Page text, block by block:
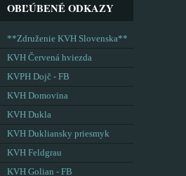
OBĽÚBENÉ ODKAZY
**Združenie KVH Slovenska**
KVH Červená hviezda
KVPH Dojč - FB
KVH Domovina
KVH Dukla
KVH Dukliansky priesmyk
KVH Feldgrau
KVH Golian - FB